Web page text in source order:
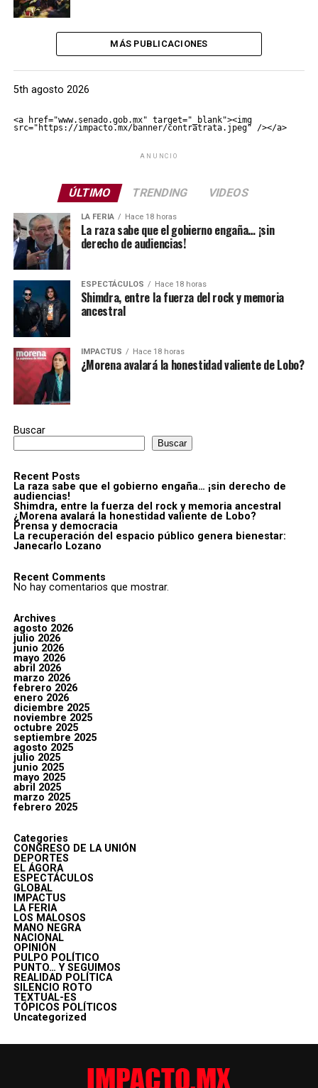
MÁS PUBLICACIONES
5th agosto 2026
<a href="www.senado.gob.mx" target="_blank"><img
src="https://impacto.mx/banner/contratrata.jpeg" /></a>
ANUNCIO
ÚLTIMO TRENDING VIDEOS
LA FERIA Hace 18 horas
La raza sabe que el gobierno engaña… ¡sin
derecho de audiencias!
ESPECTÁCULOS Hace 18 horas
Shimdra, entre la fuerza del rock y memoria
ancestral
IMPACTUS Hace 18 horas
¿Morena avalará la honestidad valiente de Lobo?
Buscar
Buscar
Recent Posts
La raza sabe que el gobierno engaña… ¡sin derecho de
audiencias!
Shimdra, entre la fuerza del rock y memoria ancestral
¿Morena avalará la honestidad valiente de Lobo?
Prensa y democracia
La recuperación del espacio público genera bienestar:
Janecarlo Lozano
Recent Comments
No hay comentarios que mostrar.
Archives
agosto 2026
julio 2026
junio 2026
mayo 2026
abril 2026
marzo 2026
febrero 2026
enero 2026
diciembre 2025
noviembre 2025
octubre 2025
septiembre 2025
agosto 2025
julio 2025
junio 2025
mayo 2025
abril 2025
marzo 2025
febrero 2025
Categories
CONGRESO DE LA UNIÓN
DEPORTES
EL ÁGORA
ESPECTÁCULOS
GLOBAL
IMPACTUS
LA FERIA
LOS MALOSOS
MANO NEGRA
NACIONAL
OPINIÓN
PULPO POLÍTICO
PUNTO… Y SEGUIMOS
REALIDAD POLÍTICA
SILENCIO ROTO
TEXTUAL-ES
TÓPICOS POLÍTICOS
Uncategorized